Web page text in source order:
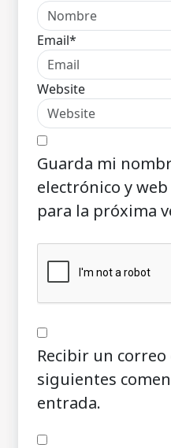
Email*
Website
Guarda mi
electrónico y
para la próxima
Recibir un
siguientes
entrada.